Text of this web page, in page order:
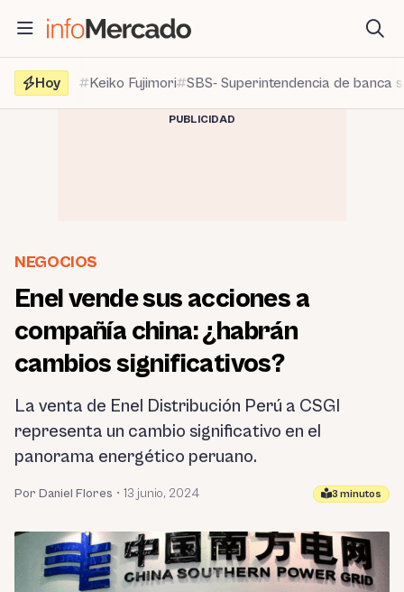
contenido
Hoy
Keiko Fujimori SBS- Superintendencia de banca
PUBLICIDAD
NEGOCIOS
Enel vende sus acciones a
compañía china: ¿habrán
cambios significativos?
La venta de Enel Distribución Perú a CSGI
representa un cambio significativo en el
panorama energético peruano.
Por Daniel Flores • 13 junio, 2024 3 minutos